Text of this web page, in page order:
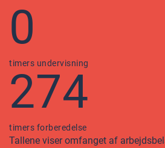
0
timers undervisning
274
timers forberedelse
Tallene viser omfanget af